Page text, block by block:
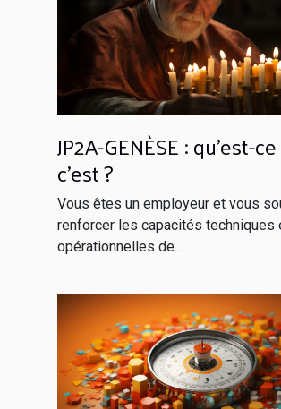
JP2A-GENÈSE : qu’est-
c’est ?
Vous êtes un employeur et vous
renforcer les capacités techniques
opérationnelles de...